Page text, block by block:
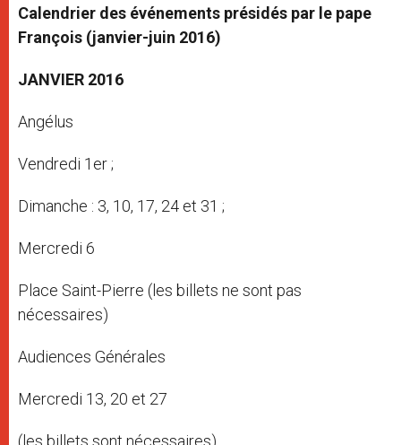
Calendrier des événements présidés par le pape
François (janvier-juin 2016)
JANVIER 2016
Angélus
Vendredi 1er ;
Dimanche : 3, 10, 17, 24 et 31 ;
Mercredi 6
Place Saint-Pierre (les billets ne sont pas
nécessaires)
Audiences Générales
Mercredi 13, 20 et 27
(les billets sont nécessaires)